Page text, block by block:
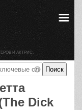
Dick
И АКТРИС.